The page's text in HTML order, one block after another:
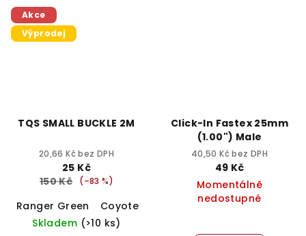
Akce
Výprodej
TQS SMALL BUCKLE 2M
20,66 Kč bez DPH
25 Kč
150 Kč
(–83 %)
Ranger Green Coyote Brown Black
Khaki
Skladem (>10 ks)
Click-In Fastex 25mm
(1.00") Male
40,50 Kč bez DPH
49 Kč
Momentálně
nedostupné